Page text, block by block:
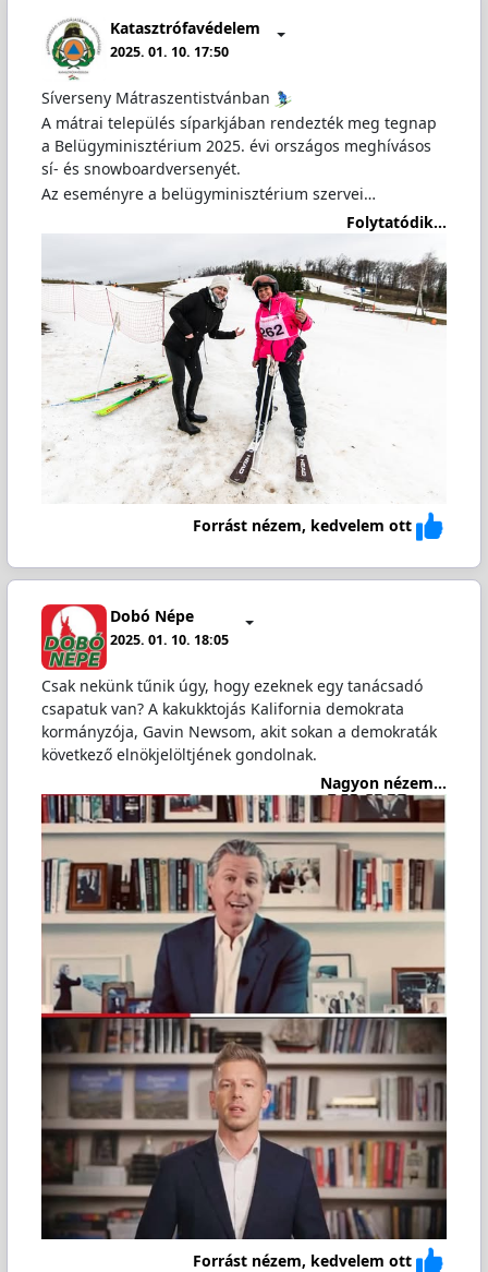
Katasztrófavédelem
2025. 01. 10. 17:50
Síverseny Mátraszentistvánban
A mátrai település síparkjában rendezték meg tegnap
a Belügyminisztérium 2025. évi országos meghívásos
sí- és snowboardversenyét.
Az eseményre a belügyminisztérium szervei…
Folytatódik...
Forrást nézem, kedvelem ott
Dobó Népe
2025. 01. 10. 18:05
Csak nekünk tűnik úgy, hogy ezeknek egy tanácsadó
csapatuk van? A kakukktojás Kalifornia demokrata
kormányzója, Gavin Newsom, akit sokan a demokraták
következő elnökjelöltjének gondolnak.
Nagyon nézem...
Forrást nézem, kedvelem ott